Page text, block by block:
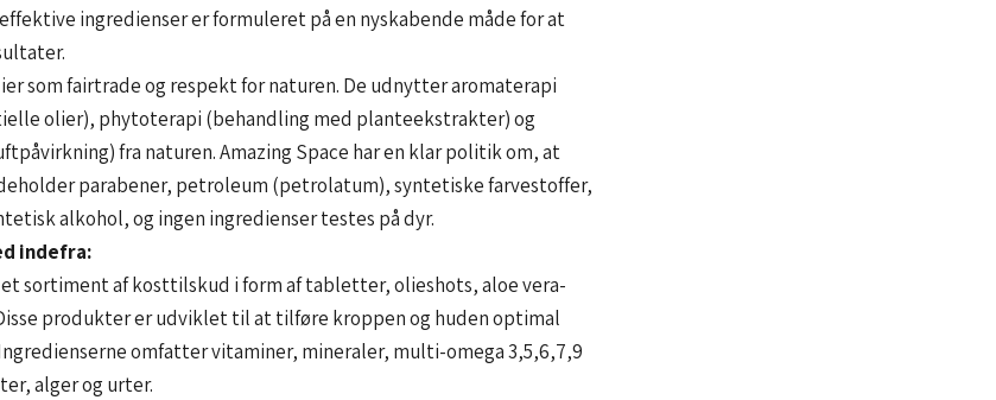
ingredienser er formuleret på en nyskabende måde for at
som fairtrade og respekt for naturen. De udnytter aromaterapi
olier), phytoterapi (behandling med planteekstrakter) og
fra naturen. Amazing Space har en klar politik om, at
parabener, petroleum (petrolatum), syntetiske farvestoffer,
alkohol, og ingen ingredienser testes på dyr.
indefra:
et sortiment af kosttilskud i form af tabletter, olieshots, aloe vera-
produkter er udviklet til at tilføre kroppen og huden optimal
omfatter vitaminer, mineraler, multi-omega 3,5,6,7,9
alger og urter.